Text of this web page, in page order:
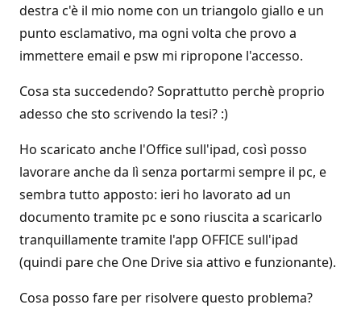
destra c'è il mio nome con un triangolo giallo e un
punto esclamativo, ma ogni volta che provo a
immettere email e psw mi ripropone l'accesso.
Cosa sta succedendo? Soprattutto perchè proprio
adesso che sto scrivendo la tesi? :)
Ho scaricato anche l'Office sull'ipad, così posso
lavorare anche da lì senza portarmi sempre il pc, e
sembra tutto apposto: ieri ho lavorato ad un
documento tramite pc e sono riuscita a scaricarlo
tranquillamente tramite l'app OFFICE sull'ipad
(quindi pare che One Drive sia attivo e funzionante).
Cosa posso fare per risolvere questo problema?